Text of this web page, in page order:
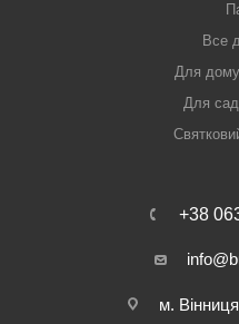
Все
Для
Для
+38
м.